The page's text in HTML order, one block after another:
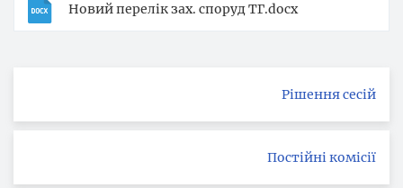
Новий перелік зах. споруд ТГ.docx
Рішення сесій
Постійні комісії